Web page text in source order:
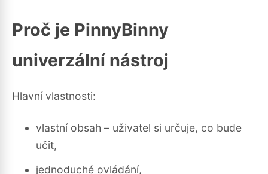
Proč je PinnyBinny
univerzální nástroj
Hlavní vlastnosti:
vlastní obsah – uživatel si určuje, co bude
učit,
jednoduché ovládání,